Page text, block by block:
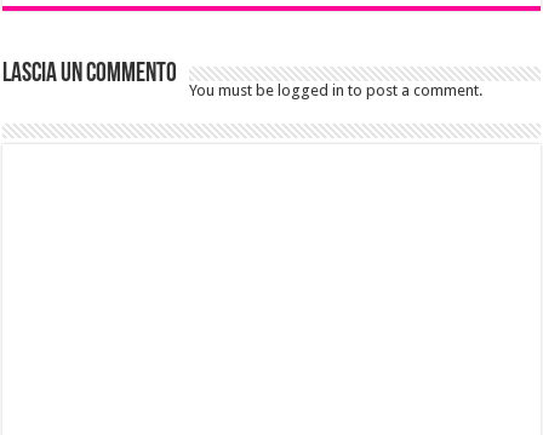
Lascia un commento
You must be logged in to post a comment.